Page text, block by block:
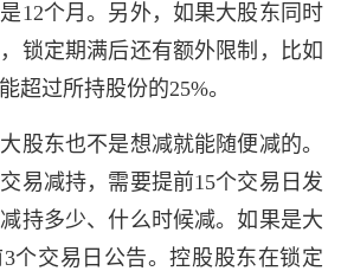
12个月。另外，如果大股东同时
锁定期满后还有额外限制，比如
超过所持股份的25%。
股东也不是想减就能随便减的。
易减持，需要提前15个交易日发
持多少、什么时候减。如果是大
个交易日公告。控股股东在锁定